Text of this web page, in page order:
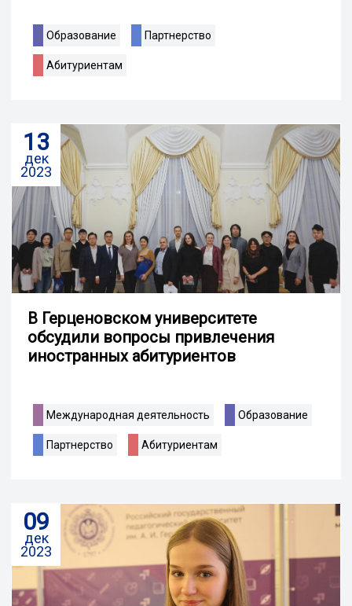
Образование Партнерство
Абитуриентам
13
дек
2023
В Герценовском университете
обсудили вопросы привлечения
иностранных абитуриентов
Международная деятельность Образование
Партнерство Абитуриентам
09
дек
2023